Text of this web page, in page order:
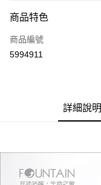
LINE Pay
Apple Pay
AFTEE先享後付
１．簡單：不需註冊會員
２．便利：只要手機號碼
運送方式
商品特色
商品編號
5994911
詳細說明